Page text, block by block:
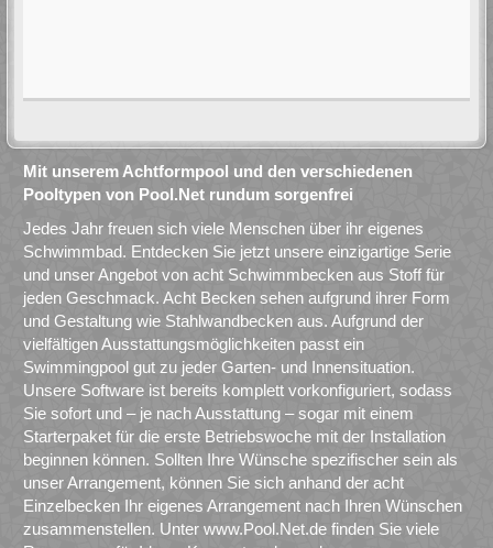
Mit unserem Achtformpool und den verschiedenen
Pooltypen von Pool.Net rundum sorgenfrei
Jedes Jahr freuen sich viele Menschen über ihr eigenes
Schwimmbad. Entdecken Sie jetzt unsere einzigartige Serie
und unser Angebot von acht Schwimmbecken aus Stoff für
jeden Geschmack. Acht Becken sehen aufgrund ihrer Form
und Gestaltung wie Stahlwandbecken aus. Aufgrund der
vielfältigen Ausstattungsmöglichkeiten passt ein
Swimmingpool gut zu jeder Garten- und Innensituation.
Unsere Software ist bereits komplett vorkonfiguriert, sodass
Sie sofort und – je nach Ausstattung – sogar mit einem
Starterpaket für die erste Betriebswoche mit der Installation
beginnen können. Sollten Ihre Wünsche spezifischer sein als
unser Arrangement, können Sie sich anhand der acht
Einzelbecken Ihr eigenes Arrangement nach Ihren Wünschen
zusammenstellen. Unter www.Pool.Net.de finden Sie viele